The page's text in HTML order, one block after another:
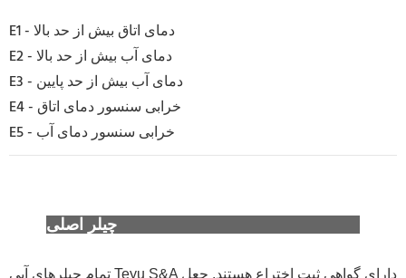
E1 - دمای اتاق بیش از حد بالا
E2 - دمای آب بیش از حد بالا
E3 - دمای آب بیش از حد پایین
E4 - خرابی سنسور دمای اتاق
E5 - خرابی سنسور دمای آب
تمام چیلرهای آبی Teyu S&A دارای گواهی ثبت اختراع هستند. جعل